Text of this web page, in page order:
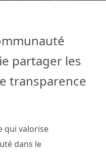
partager les
transparence
qui valorise
dans le